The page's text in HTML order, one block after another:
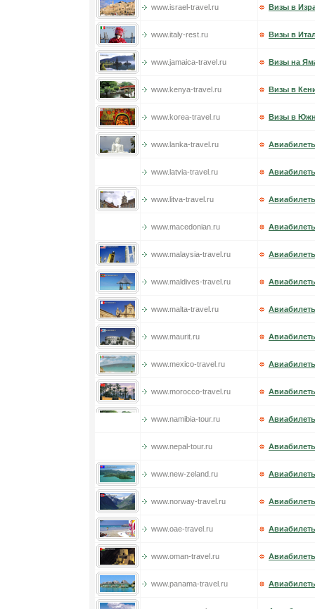
www.israel-travel.ru Визы в
www.italy-rest.ru Визы в
www.jamaica-travel.ru Визы на
www.kenya-travel.ru Визы в
www.korea-travel.ru Визы в
www.lanka-travel.ru
www.latvia-travel.ru
www.litva-travel.ru
www.macedonian.ru
www.malaysia-travel.ru
www.maldives-travel.ru
www.malta-travel.ru
www.maurit.ru
www.mexico-travel.ru
www.morocco-travel.ru
www.namibia-tour.ru
www.nepal-tour.ru
www.new-zeland.ru
www.norway-travel.ru
www.oae-travel.ru
www.oman-travel.ru
www.panama-travel.ru